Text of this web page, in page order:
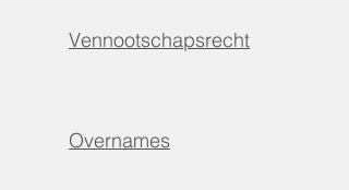
Vennootschapsrecht
Overnames